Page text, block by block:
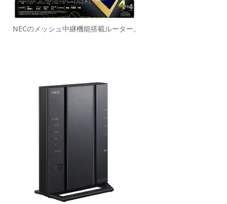
NECのメッシュ中継機能搭載ルーター。